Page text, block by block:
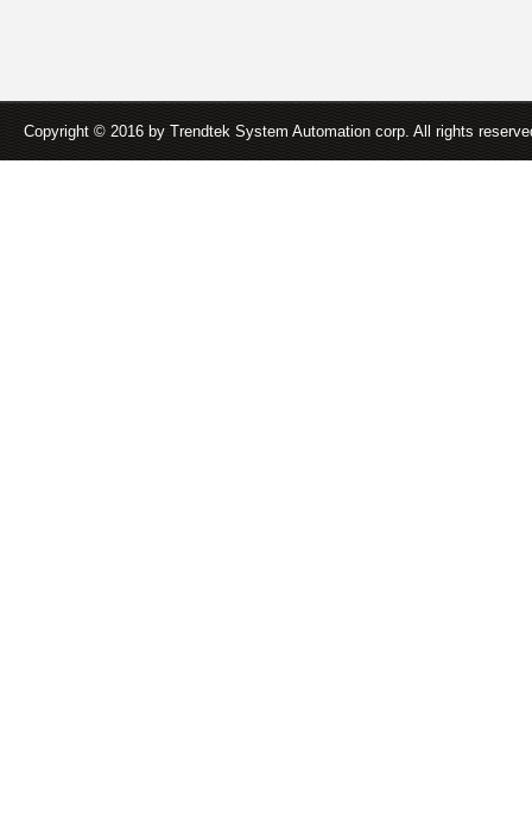
Copyright © 2016 by Trendtek System Automation corp. All rights